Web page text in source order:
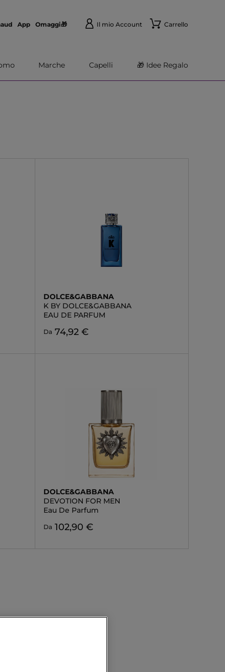
App Omaggi🎁 Il mio Account Carrello
Marche Capelli 🎁 Idee Regalo
DOLCE&GABBANA
K BY DOLCE&GABBANA
EAU DE PARFUM
Da 74,92 €
DOLCE&GABBANA
DEVOTION FOR MEN
Eau De Parfum
Da 102,90 €